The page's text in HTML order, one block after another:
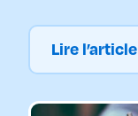
Lire l’article